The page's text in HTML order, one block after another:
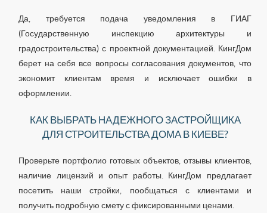
Да, требуется подача уведомления в ГИАГ
(Государственную инспекцию архитектуры и
градостроительства) с проектной документацией. КингДом
берет на себя все вопросы согласования документов, что
экономит клиентам время и исключает ошибки в
оформлении.
КАК ВЫБРАТЬ НАДЕЖНОГО ЗАСТРОЙЩИКА
ДЛЯ СТРОИТЕЛЬСТВА ДОМА В КИЕВЕ?
Проверьте портфолио готовых объектов, отзывы клиентов,
наличие лицензий и опыт работы. КингДом предлагает
посетить наши стройки, пообщаться с клиентами и
получить подробную смету с фиксированными ценами.